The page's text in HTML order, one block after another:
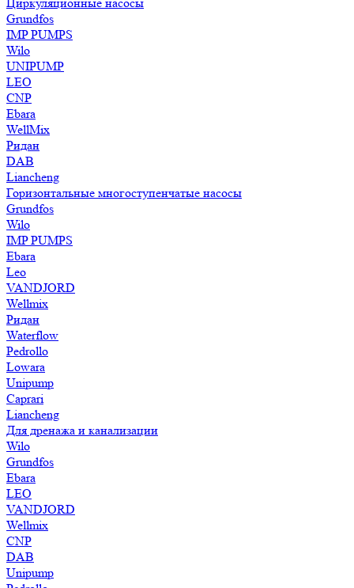
Grundfos
IMP PUMPS
Wilo
UNIPUMP
LEO
CNP
Ebara
WellMix
Ридан
DAB
Liancheng
Горизонтальные многоступенчатые насосы
Grundfos
Wilo
IMP PUMPS
Ebara
Leo
VANDJORD
Wellmix
Ридан
Waterflow
Pedrollo
Lowara
Unipump
Caprari
Liancheng
Для дренажа и канализации
Wilo
Grundfos
Ebara
LEO
VANDJORD
Wellmix
CNP
DAB
Unipump